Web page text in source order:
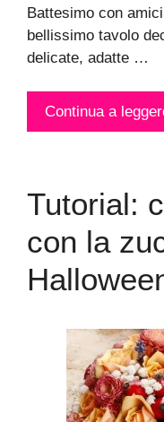
Battesimo con
bellissimo tavolo
delicate, adatte …
Continua a
Tutorial:
con la